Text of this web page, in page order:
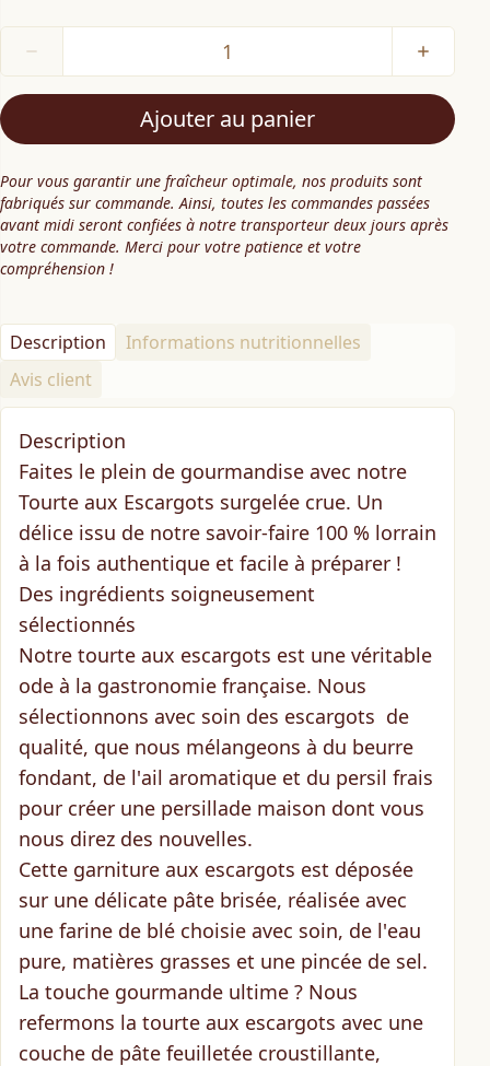
Ajouter au panier
Pour vous garantir une fraîcheur optimale, nos produits sont
fabriqués sur commande. Ainsi, toutes les commandes passées
avant midi seront confiées à notre transporteur deux jours après
votre commande. Merci pour votre patience et votre
compréhension !
Description
Informations nutritionnelles
Avis client
Description
Faites le plein de gourmandise avec notre
Tourte aux Escargots surgelée crue. Un
délice issu de notre savoir-faire 100 % lorrain
à la fois authentique et facile à préparer !
Des ingrédients soigneusement
sélectionnés
Notre tourte aux escargots est une véritable
ode à la gastronomie française. Nous
sélectionnons avec soin des escargots de
qualité, que nous mélangeons à du beurre
fondant, de l'ail aromatique et du persil frais
pour créer une persillade maison dont vous
nous direz des nouvelles.
Cette garniture aux escargots est déposée
sur une délicate pâte brisée, réalisée avec
une farine de blé choisie avec soin, de l'eau
pure, matières grasses et une pincée de sel.
La touche gourmande ultime ? Nous
refermons la tourte aux escargots avec une
couche de pâte feuilletée croustillante,